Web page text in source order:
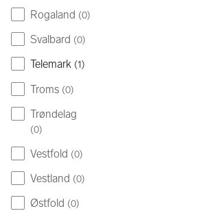
Rogaland (0)
Svalbard (0)
Telemark (1)
Troms (0)
Trøndelag
(0)
Vestfold (0)
Vestland (0)
Østfold (0)